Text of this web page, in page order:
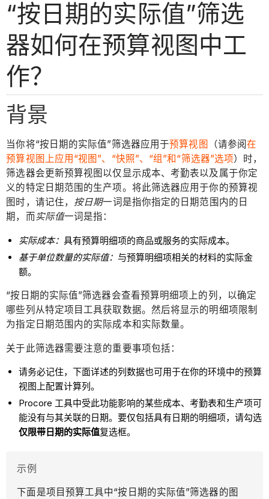
“按日期的实际值”筛选
器如何在预算视图中工
作？
背景
当你将“按日期的实际值”筛选器应用于预算视图 （请参阅在
预算视图上应用“视图”、“快照”、“组”和“筛选器”选项）时，
筛选器会更新预算视图以仅显示成本、考勤表以及属于你定
义的特定日期范围的生产项。将此筛选器应用于你的预算视
图时，请记住， 按日期一词是指你指定的日期范围内的日
期，而实际值一词是指：
实际成本：具有预算明细项的商品或服务的实际成本。
基于单位数量的实际值：与预算明细项相关的材料的实际金
额。
“按日期的实际值”筛选器会查看预算明细项上的列，以确定
哪些列从特定项目工具获取数据。然后将显示的明细项限制
为指定日期范围内的实际成本和实际数量。
关于此筛选器需要注意的重要事项包括：
请务必记住，下面详述的列数据也可用于在你的环境中的预算
视图上配置计算列。
Procore 工具中受此功能影响的某些成本、考勤表和生产项可
能没有与其关联的日期。要仅包括具有日期的明细项，请勾选
仅限带日期的实际值复选框。
示例
下面是项目预算工具中“按日期的实际值”筛选器的图